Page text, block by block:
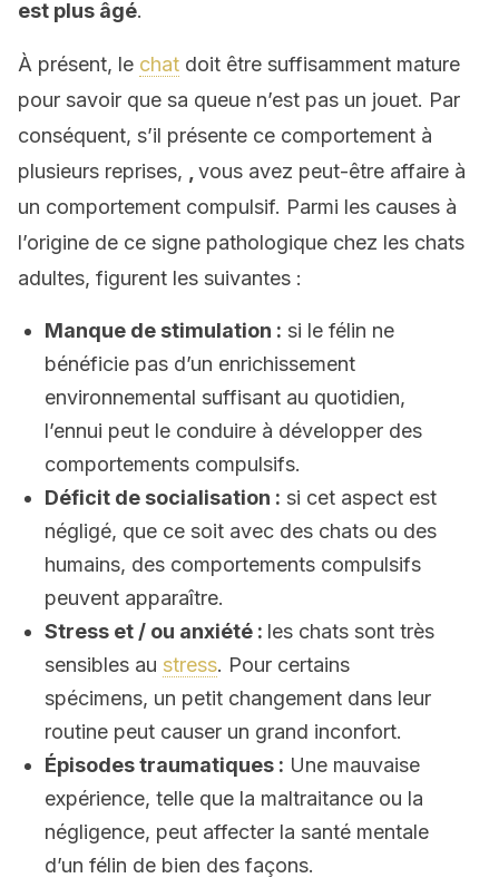
est plus âgé.
À présent, le chat doit être suffisamment mature
pour savoir que sa queue n’est pas un jouet. Par
conséquent, s’il présente ce comportement à
plusieurs reprises,
vous avez peut-être affaire à
un comportement compulsif. Parmi les causes à
l’origine de ce signe pathologique chez les chats
adultes, figurent les suivantes :
Manque de stimulation : si le félin ne
bénéficie pas d’un enrichissement
environnemental suffisant au quotidien,
l’ennui peut le conduire à développer des
comportements compulsifs.
Déficit de socialisation : si cet aspect est
négligé, que ce soit avec des chats ou des
humains, des comportements compulsifs
peuvent apparaître.
Stress et / ou anxiété : les chats sont très
sensibles au stress. Pour certains
spécimens, un petit changement dans leur
routine peut causer un grand inconfort.
Épisodes traumatiques : Une mauvaise
expérience, telle que la maltraitance ou la
négligence, peut affecter la santé mentale
d’un félin de bien des façons.